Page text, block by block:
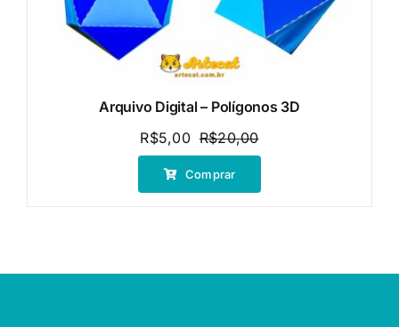
Arquivo Digital – Polígonos 3D
R$20,00O
preço
era:
R$5,00
O
preço
é:
Comprar